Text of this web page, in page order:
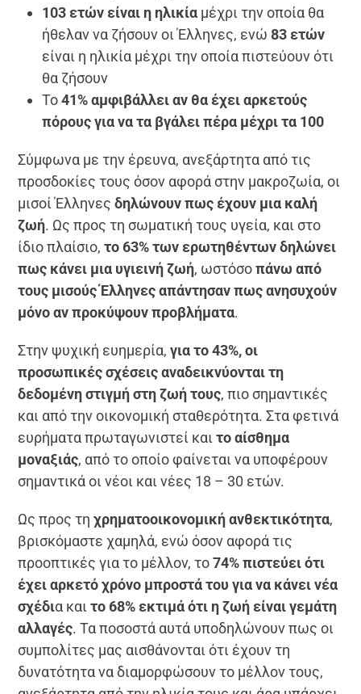
103 ετών είναι η ηλικία μέχρι την οποία θα
ήθελαν να ζήσουν οι Έλληνες, ενώ83 ετών
είναι η ηλικία μέχρι την οποία πιστεύουν ότι
θα ζήσουν
Το41% αμφιβάλλει αν θα έχει αρκετούς
πόρους για να τα βγάλει πέρα μέχρι τα 100
Σύμφωνα με την έρευνα, ανεξάρτητα από τις
προσδοκίες τους όσον αφορά στην μακροζωία, οι
μισοί Έλληνεςδηλώνουν πως έχουν μια καλή
ζωή. Ως προς τη σωματική τους υγεία, και στο
ίδιο πλαίσιο,το 63% των ερωτηθέντων δηλώνει
πως κάνει μια υγιεινή ζωή, ωστόσοπάνω από
τους μισούς Έλληνες απάντησαν πως ανησυχούν
μόνο αν προκύψουν προβλήματα.
Στην ψυχική ευημερία,για το 43%, οι
προσωπικές σχέσεις αναδεικνύονται τη
δεδομένη στιγμή στη ζωή τους, πιο σημαντικές
και από την οικονομική σταθερότητα. Στα φετινά
ευρήματα πρωταγωνιστεί καιτο αίσθημα
μοναξιάς, από το οποίο φαίνεται να υποφέρουν
σημαντικά οι νέοι και νέες 18 – 30 ετών.
Ως προς τηχρηματοοικονομική ανθεκτικότητα,
βρισκόμαστε χαμηλά, ενώ όσον αφορά τις
προοπτικές για το μέλλον, το74% πιστεύει ότι
έχει αρκετό χρόνο μπροστά του για να κάνει νέα
σχέδια καιτο 68% εκτιμά ότι η ζωή είναι γεμάτη
αλλαγές. Τα ποσοστά αυτά υποδηλώνουν πως οι
συμπολίτες μας αισθάνονται ότι έχουν τη
δυνατότητα να διαμορφώσουν το μέλλον τους,